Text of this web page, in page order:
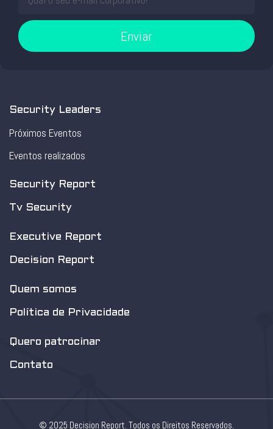
Enviar
Security Leaders
Próximos Eventos
Eventos realizados
Security Report
Tv Security
Executive Report
Decision Report
Quem somos
Política de Privacidade
Quero patrocinar
Contato
© 2025 Decision Report. Todos os Direitos Reservados.